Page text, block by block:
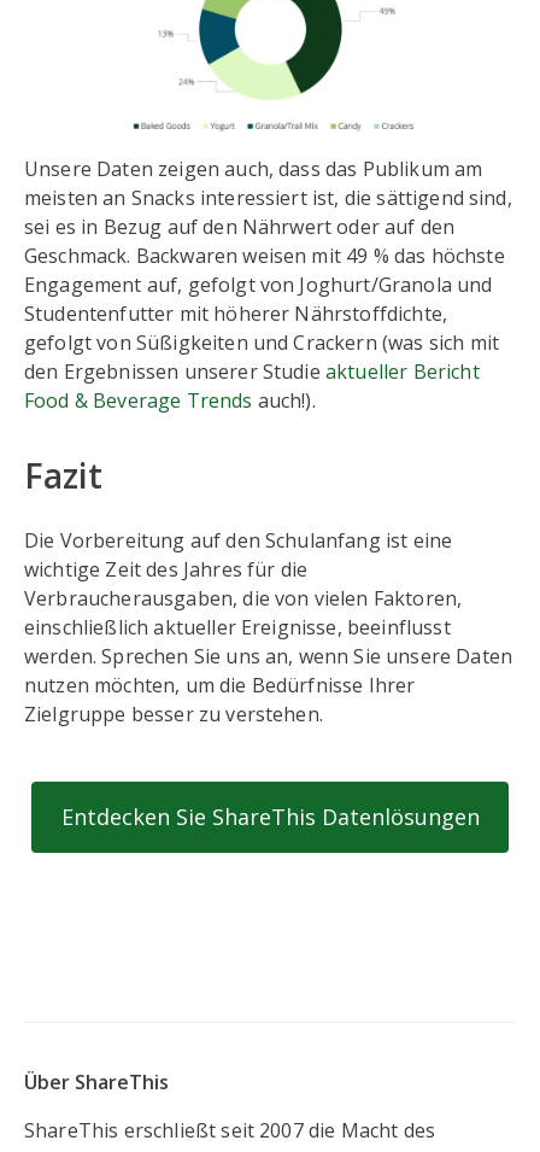
Unsere Daten zeigen auch, dass das Publikum am
meisten an Snacks interessiert ist, die sättigend sind,
sei es in Bezug auf den Nährwert oder auf den
Geschmack. Backwaren weisen mit 49 % das höchste
Engagement auf, gefolgt von Joghurt/Granola und
Studentenfutter mit höherer Nährstoffdichte,
gefolgt von Süßigkeiten und Crackern (was sich mit
den Ergebnissen unserer Studie aktueller Bericht
Food & Beverage Trends auch!).
Fazit
Die Vorbereitung auf den Schulanfang ist eine
wichtige Zeit des Jahres für die
Verbraucherausgaben, die von vielen Faktoren,
einschließlich aktueller Ereignisse, beeinflusst
werden. Sprechen Sie uns an, wenn Sie unsere Daten
nutzen möchten, um die Bedürfnisse Ihrer
Zielgruppe besser zu verstehen.
Entdecken Sie ShareThis Datenlösungen
Über ShareThis
ShareThis erschließt seit 2007 die Macht des